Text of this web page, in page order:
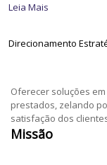
Leia Mais
Direcionamento
Oferecer soluções
prestados, zelando
satisfação dos
Missão